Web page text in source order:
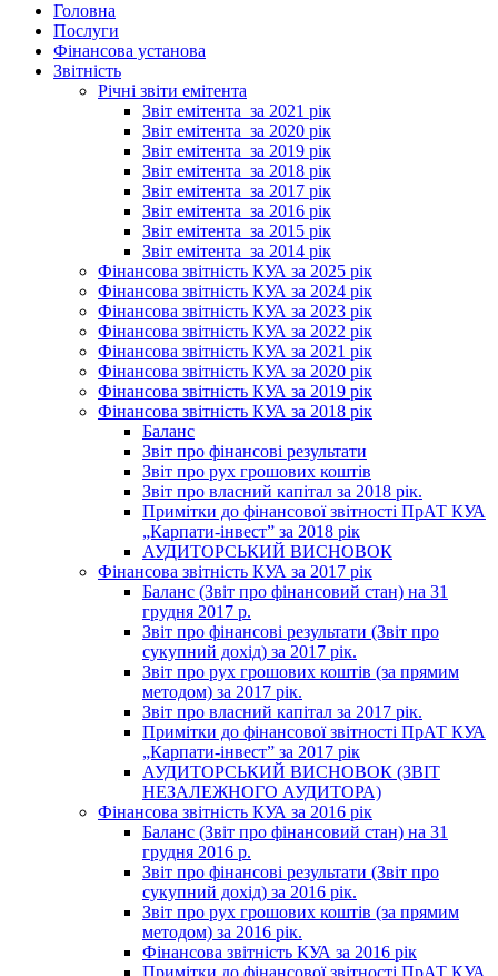
Головна
Послуги
Фінансова установа
Звітність
Річні звіти емітента
Звіт емітента_за 2021 рік
Звіт емітента_за 2020 рік
Звіт емітента_за 2019 рік
Звіт емітента_за 2018 рік
Звіт емітента_за 2017 рік
Звіт емітента_за 2016 рік
Звіт емітента_за 2015 рік
Звіт емітента_за 2014 рік
Фінансова звітність КУА за 2025 рік
Фінансова звітність КУА за 2024 рік
Фінансова звітність КУА за 2023 рік
Фінансова звітність КУА за 2022 рік
Фінансова звітність КУА за 2021 рік
Фінансова звітність КУА за 2020 рік
Фінансова звітність КУА за 2019 рік
Фінансова звітність КУА за 2018 рік
Баланс
Звіт про фінансові результати
Звіт про рух грошових коштів
Звіт про власний капітал за 2018 рік.
Примітки до фінансової звітності ПрАТ КУА
„Карпати-інвест” за 2018 рік
АУДИТОРСЬКИЙ ВИСНОВОК
Фінансова звітність КУА за 2017 рік
Баланс (Звіт про фінансовий стан) на 31
грудня 2017 р.
Звіт про фінансові результати (Звіт про
сукупний дохід) за 2017 рік.
Звіт про рух грошових коштів (за прямим
методом) за 2017 рік.
Звіт про власний капітал за 2017 рік.
Примітки до фінансової звітності ПрАТ КУА
„Карпати-інвест” за 2017 рік
АУДИТОРСЬКИЙ ВИСНОВОК (ЗВІТ
НЕЗАЛЕЖНОГО АУДИТОРА)
Фінансова звітність КУА за 2016 рік
Баланс (Звіт про фінансовий стан) на 31
грудня 2016 р.
Звіт про фінансові результати (Звіт про
сукупний дохід) за 2016 рік.
Звіт про рух грошових коштів (за прямим
методом) за 2016 рік.
Фінансова звітність КУА за 2016 рік
Примітки до фінансової звітності ПрАТ КУА